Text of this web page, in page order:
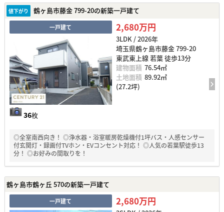
値下がり 鶴ヶ島市藤金 799-20の新築一戸建て
一戸建て
36枚
2,680万円
3LDK / 2026年
埼玉県鶴ヶ島市藤金 799-20
東武東上線 若葉 徒歩13分
建物面積 76.54㎡
土地面積 89.92㎡
(27.2坪)
◎全室南西向き！ ◎浄水器・浴室暖房乾燥機付1坪バス・人感センサー
付玄関灯・録画付TVホン・EVコンセント対応！ ◎人気の若葉駅徒歩13
分！ ◎お好みの間取りを！
鶴ヶ島市鶴ヶ丘 570の新築一戸建て
一戸建て 2,680万円